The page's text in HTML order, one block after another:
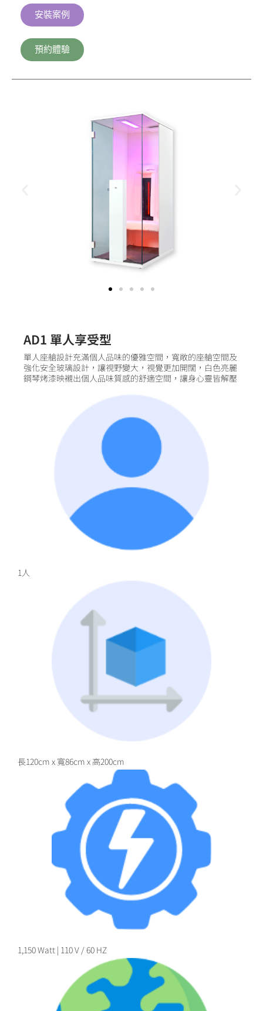
安裝案例
預約體驗
AD1 單人享受型
單人座艙設計充滿個人品味的優雅空間，寬敞的座艙空間及
強化安全玻璃設計，讓視野變大，視覺更加開闊，白色亮麗
鋼琴烤漆映襯出個人品味質感的舒適空間，讓身心靈皆解壓
1人
長120cm x 寬86cm x 高200cm
1,150 Watt | 110 V / 60 HZ